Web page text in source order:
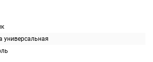
универсальная